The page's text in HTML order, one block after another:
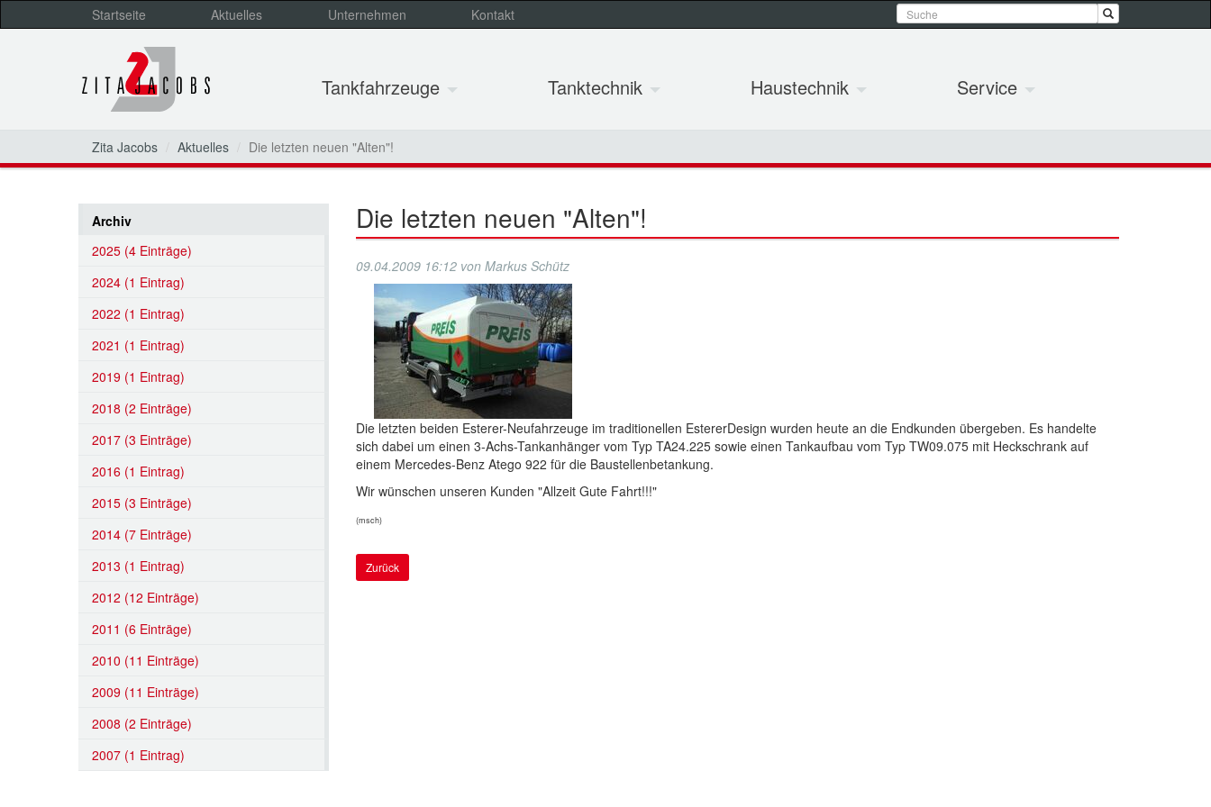
Startseite Aktuelles Unternehmen Kontakt
Tankfahrzeuge Tanktechnik Haustechnik Service
Zita Jacobs Aktuelles Die letzten neuen "Alten"!
Archiv
2025 (4 Einträge)
2024 (1 Eintrag)
2022 (1 Eintrag)
2021 (1 Eintrag)
2019 (1 Eintrag)
2018 (2 Einträge)
2017 (3 Einträge)
2016 (1 Eintrag)
2015 (3 Einträge)
2014 (7 Einträge)
2013 (1 Eintrag)
2012 (12 Einträge)
2011 (6 Einträge)
2010 (11 Einträge)
2009 (11 Einträge)
2008 (2 Einträge)
2007 (1 Eintrag)
Die letzten neuen "Alten"!
09.04.2009 16:12von Markus Schütz
Die letzten beiden Esterer-Neufahrzeuge im traditionellen EstererDesign wurden heute an die Endkunden übergeben. Es handelte
sich dabei um einen 3-Achs-Tankanhänger vom Typ TA24.225 sowie einen Tankaufbau vom Typ TW09.075 mit Heckschrank auf
einem Mercedes-Benz Atego 922 für die Baustellenbetankung.
Wir wünschen unseren Kunden "Allzeit Gute Fahrt!!!"
(msch)
Zurück